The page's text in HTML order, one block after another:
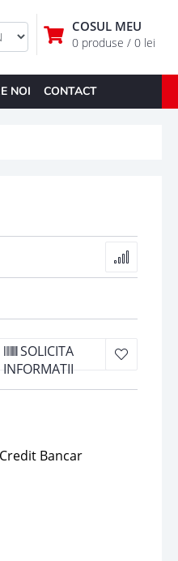
COSUL MEU
0 produse / 0 lei
NOI CONTACT
SOLICITA
INFORMATII
Bancar